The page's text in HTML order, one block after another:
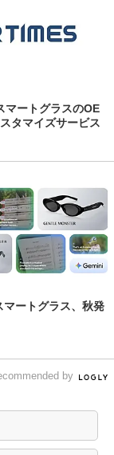
マートグラスのOE
タマイズサービス
ートグラス、秋発
by